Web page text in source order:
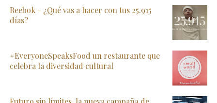
Reebok - ¿Qué vas a hacer con tus 25.915
días?
#EveryoneSpeaksFood un restaurante que
celebra la diversidad cultural